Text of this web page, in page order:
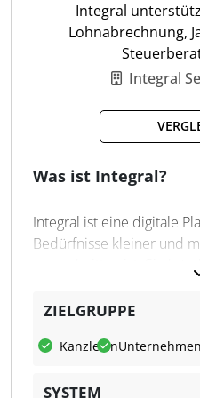
Jahresabschluss-
Steuererklärungen
Revisionssichere
Revisionssichere
Integral
Lohnabrechnung,
Integral
Was ist Integral?
Integral ist eine digitale
Bedürfnisse kleiner und
Jahresabschlüsse und
Automatisierung mit
steuerliche Pflichten
ZIELGRUPPE
KanzleienUnternehmen
SYSTEM